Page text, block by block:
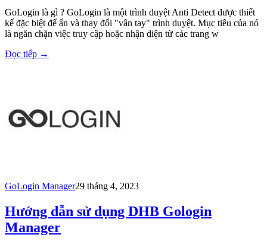
GoLogin là gì ? GoLogin là một trình duyệt Anti Detect được thiết
kế đặc biệt để ẩn và thay đổi "vân tay" trình duyệt. Mục tiêu của nó
là ngăn chặn việc truy cập hoặc nhận diện từ các trang w
Đọc tiếp →
GoLogin Manager29 tháng 4, 2023
Hướng dẫn sử dụng DHB Gologin
Manager